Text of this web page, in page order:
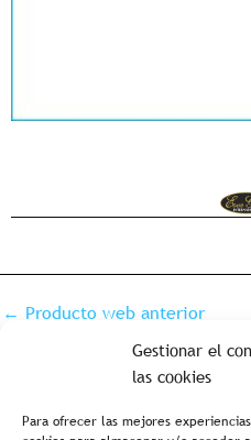
Gestionar el
las cookies
Para ofrecer las mejores
← Producto web anterior